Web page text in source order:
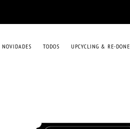
NOVIDADES TODOS UPCYCLING & RE-DONE